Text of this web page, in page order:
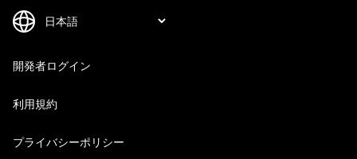
開発者ログイン
利用規約
プライバシーポリシー